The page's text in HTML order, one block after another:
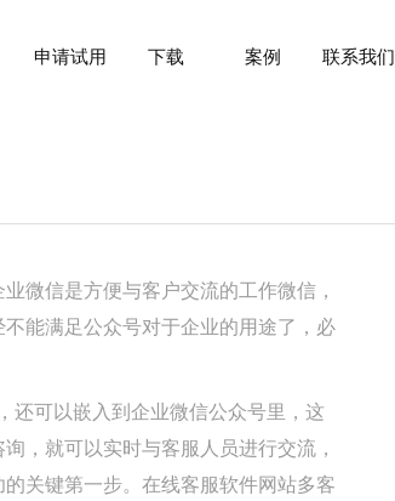
申请试用 下载 案例 联系我们
信是方便与客户交流的工作微信，
能满足公众号对于企业的用途了，必
还可以嵌入到企业微信公众号里，这
，就可以实时与客服人员进行交流，
关键第一步。在线客服软件网站多客